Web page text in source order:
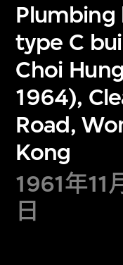
Plumbing
type C
Choi
1964),
Road,
Kong
1961年11
日